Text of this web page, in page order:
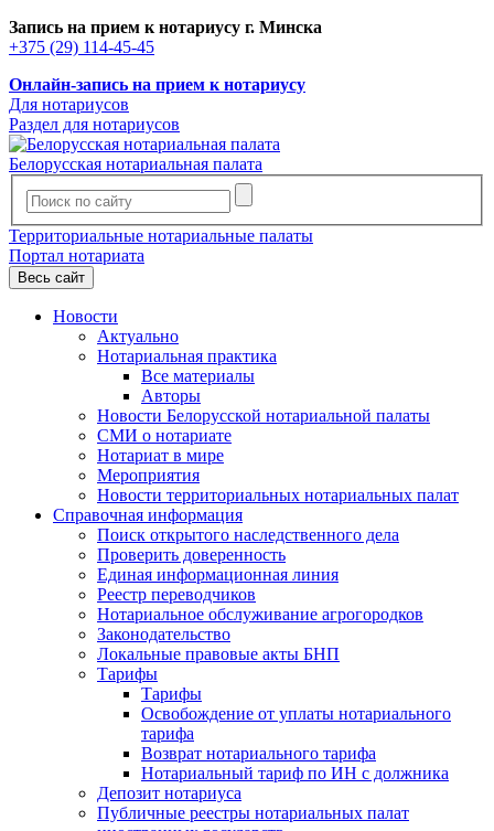
Запись на прием к нотариусу г. Минска
+375 (29) 114-45-45
Онлайн-запись на прием к нотариусу
Для нотариусов
Раздел для нотариусов
Белорусская нотариальная палата
Территориальные нотариальные палаты
Портал нотариата
Весь сайт
Новости
Актуально
Нотариальная практика
Все материалы
Авторы
Новости Белорусской нотариальной палаты
СМИ о нотариате
Нотариат в мире
Мероприятия
Новости территориальных нотариальных палат
Справочная информация
Поиск открытого наследственного дела
Проверить доверенность
Единая информационная линия
Реестр переводчиков
Нотариальное обслуживание агрогородков
Законодательство
Локальные правовые акты БНП
Тарифы
Тарифы
Освобождение от уплаты нотариального
тарифа
Возврат нотариального тарифа
Нотариальный тариф по ИН с должника
Депозит нотариуса
Публичные реестры нотариальных палат